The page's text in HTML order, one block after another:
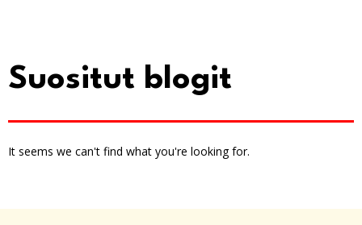
Suositut blogit
It seems we can't find what you're looking for.